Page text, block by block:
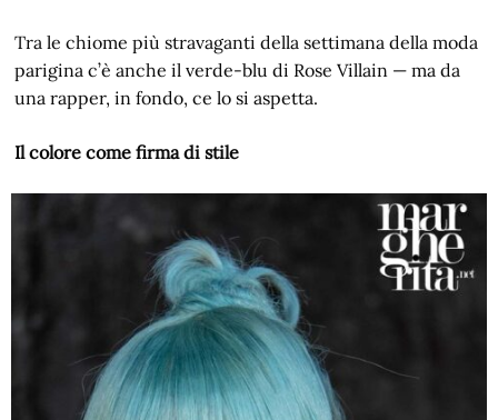
Tra le chiome più stravaganti della settimana della moda
parigina c’è anche il verde-blu di Rose Villain — ma da
una rapper, in fondo, ce lo si aspetta.
Il colore come firma di stile